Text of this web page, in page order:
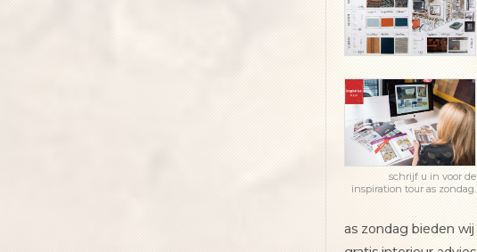
schrijf u in voor de
inspiration tour as zondag.
as zondag bieden wij